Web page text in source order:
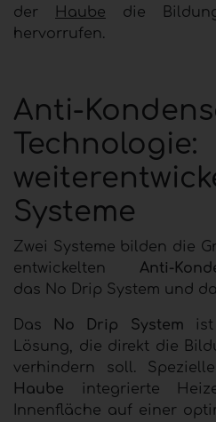
der
Haube die
hervorrufen.
Anti-
Systeme
Zwei Systeme bilden die
entwickelten Anti-
das No Drip System und
Das No Drip System ist
Lösung, die direkt die
verhindern soll.
Haube integrierte
Innenfläche auf einer